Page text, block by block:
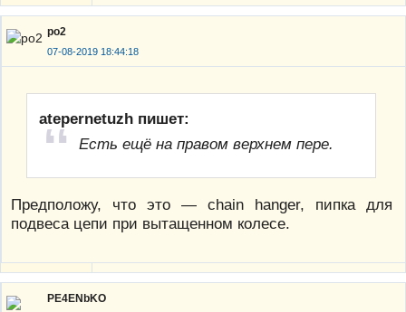
po2
07-08-2019 18:44:18
atepernetuzh пишет:
Есть ещё на правом верхнем пере.
Предположу, что это — chain hanger, пипка для
подвеса цепи при вытащенном колесе.
PE4ENbKO